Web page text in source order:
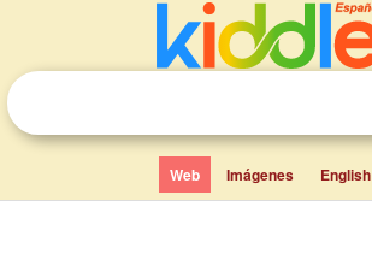
Web Imágenes English